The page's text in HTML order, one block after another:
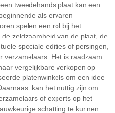
tweedehands plaat kan een
als ervaren
spelen een rol bij het
zeldzaamheid van de plaat, de
speciale edities of persingen,
verzamelaars. Het is raadzaam
vergelijkbare verkopen op
platenwinkels om een idee
kan het nuttig zijn om
of experts op het
schatting te kunnen